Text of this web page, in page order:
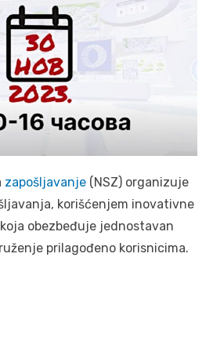
zapošljavanje (NSZ) organizuje
korišćenjem inovativne
obezbeđuje jednostavan
prilagođeno korisnicima.